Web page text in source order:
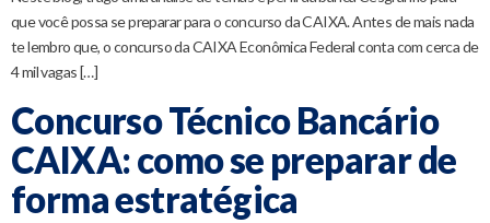
que você possa se preparar para o concurso da CAIXA. Antes de mais nada
te lembro que, o concurso da CAIXA Econômica Federal conta com cerca de
4 mil vagas […]
Concurso Técnico Bancário
CAIXA: como se preparar de
forma estratégica